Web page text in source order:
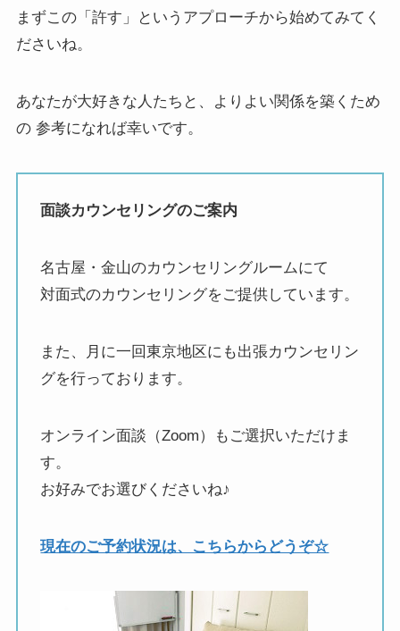
まずこの「許す」というアプローチから始めてみてく
ださいね。
あなたが大好きな人たちと、よりよい関係を築くため
の 参考になれば幸いです。
面談カウンセリングのご案内
名古屋・金山のカウンセリングルームにて
対面式のカウンセリングをご提供しています。
また、月に一回東京地区にも出張カウンセリン
グを行っております。
オンライン面談（Zoom）もご選択いただけま
す。
お好みでお選びくださいね♪
現在のご予約状況は、こちらからどうぞ☆